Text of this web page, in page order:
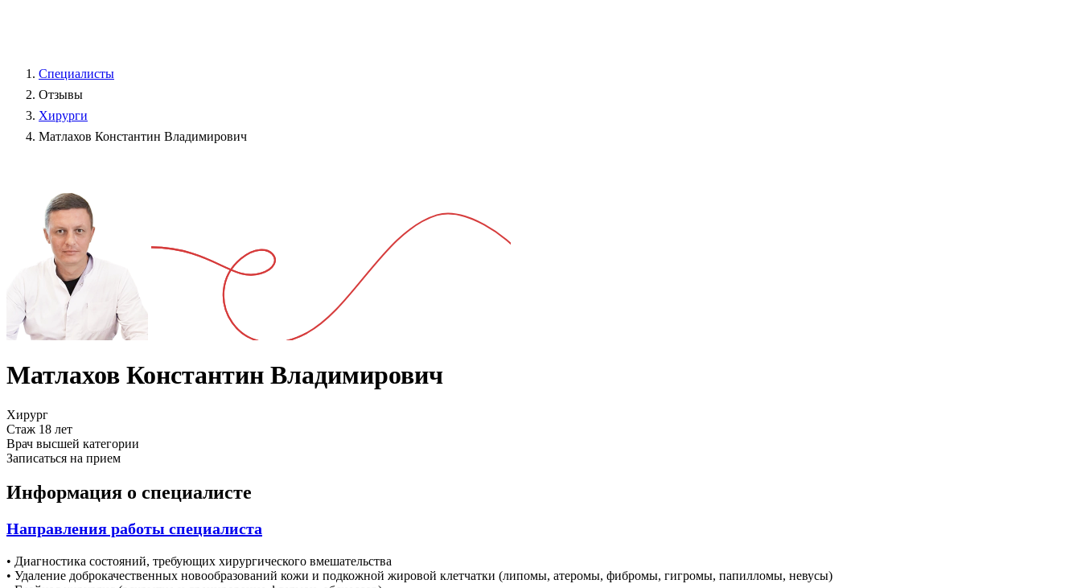
Специалисты
Отзывы
Хирурги
Матлахов Константин Владимирович
Матлахов Константин Владимирович
Хирург
Стаж 18 лет
Врач высшей категории
Записаться на прием
Информация о специалисте
Направления работы специалиста
• Диагностика состояний, требующих хирургического вмешательства
• Удаление доброкачественных новообразований кожи и подкожной жировой клетчатки (липомы, атеромы, фибромы, гигромы, папилломы, невусы)